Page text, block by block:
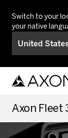
Switch to your
your native
United
Axon Fleet